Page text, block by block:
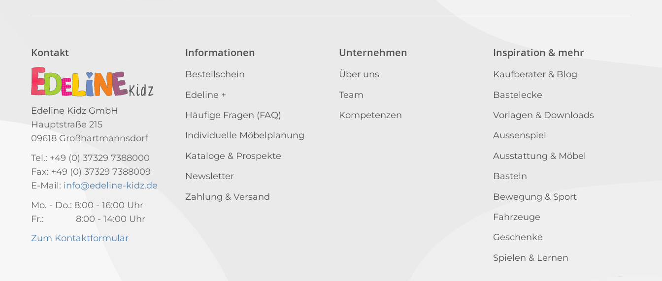
Kontakt
Edeline Kidz GmbH
Hauptstraße 215
09618 Großhartmannsdorf
Tel.: +49 (0) 37329 7388000
Fax: +49 (0) 37329 7388009
E-Mail: info@edeline-kidz.de
Mo. - Do.: 8:00 - 16:00 Uhr
Fr.: 8:00 - 14:00 Uhr
Zum Kontaktformular
Informationen
Bestellschein
Edeline +
Häufige Fragen (FAQ)
Individuelle Möbelplanung
Kataloge & Prospekte
Newsletter
Zahlung & Versand
Unternehmen
Über uns
Team
Kompetenzen
Inspiration & mehr
Kaufberater & Blog
Bastelecke
Vorlagen & Downloads
Aussenspiel
Ausstattung & Möbel
Basteln
Bewegung & Sport
Fahrzeuge
Geschenke
Spielen & Lernen